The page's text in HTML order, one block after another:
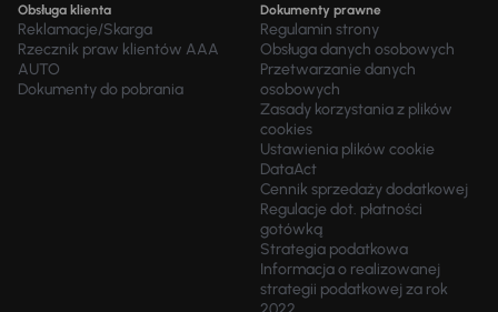
Obsługa klienta
Reklamacje/Skarga
Rzecznik praw klientów AAA
AUTO
Dokumenty do pobrania
Dokumenty prawne
Regulamin strony
Obsługa danych osobowych
Przetwarzanie danych
osobowych
Zasady korzystania z plików
cookies
Ustawienia plików cookie
DataAct
Cennik sprzedaży dodatkowej
Regulacje dot. płatności
gotówką
Strategia podatkowa
Informacja o realizowanej
strategii podatkowej za rok